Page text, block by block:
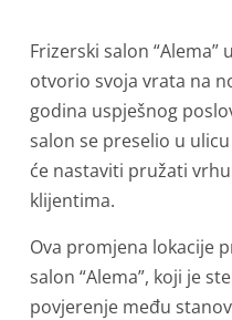
Frizerski salon “Alema”
otvorio svoja vrata na
godina uspješnog
salon se preselio u
će nastaviti pružati
klijentima.
Ova promjena lokacije
salon “Alema”, koji je
povjerenje među